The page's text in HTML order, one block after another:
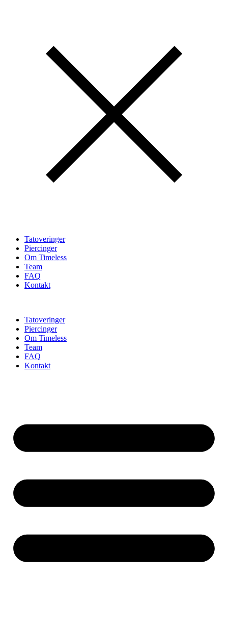
Tatoveringer
Piercinger
Om Timeless
Team
FAQ
Kontakt
Tatoveringer
Piercinger
Om Timeless
Team
FAQ
Kontakt